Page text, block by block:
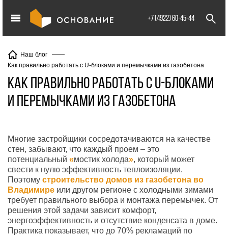
info@XXX.ru
+7 (4922) 60-45-44
Наш блог
Как правильно работать с U-блоками и перемычками из газобетона
Как правильно работать с U-блоками
и перемычками из газобетона
Многие застройщики сосредотачиваются на качестве
стен, забывают, что каждый проем – это
потенциальный «мостик холода», который может
свести к нулю эффективность теплоизоляции.
Поэтому строительство домов из газобетона во
Владимире или другом регионе с холодными зимами
требует правильного выбора и монтажа перемычек. От
решения этой задачи зависит комфорт,
энергоэффективность и отсутствие конденсата в доме.
Практика показывает, что до 70% рекламаций по